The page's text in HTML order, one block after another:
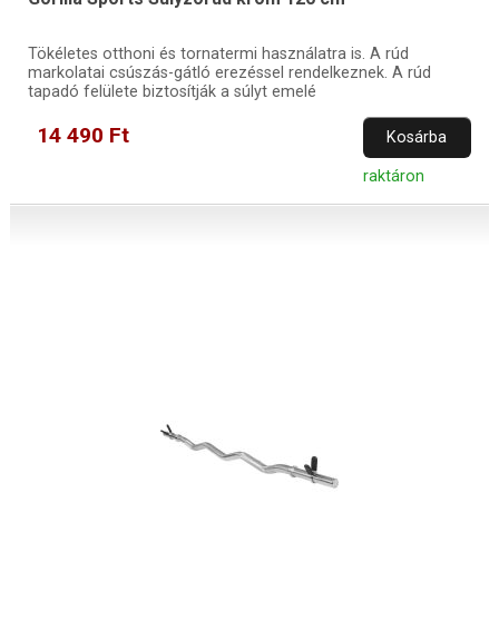
Tökéletes otthoni és tornatermi használatra is. A rúd
markolatai csúszás-gátló erezéssel rendelkeznek. A rúd
tapadó felülete biztosítják a súlyt emelé
14 490 Ft Kosárba
raktáron